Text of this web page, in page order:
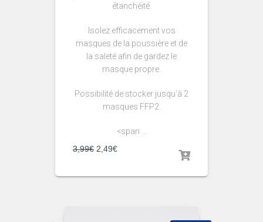
étanchéité.
Isolez efficacement vos
masques de la poussière et de
la saleté afin de gardez le
masque propre.
Possibilité de stocker jusqu’à 2
masques FFP2.
<span ...
3,99€ 2,49€